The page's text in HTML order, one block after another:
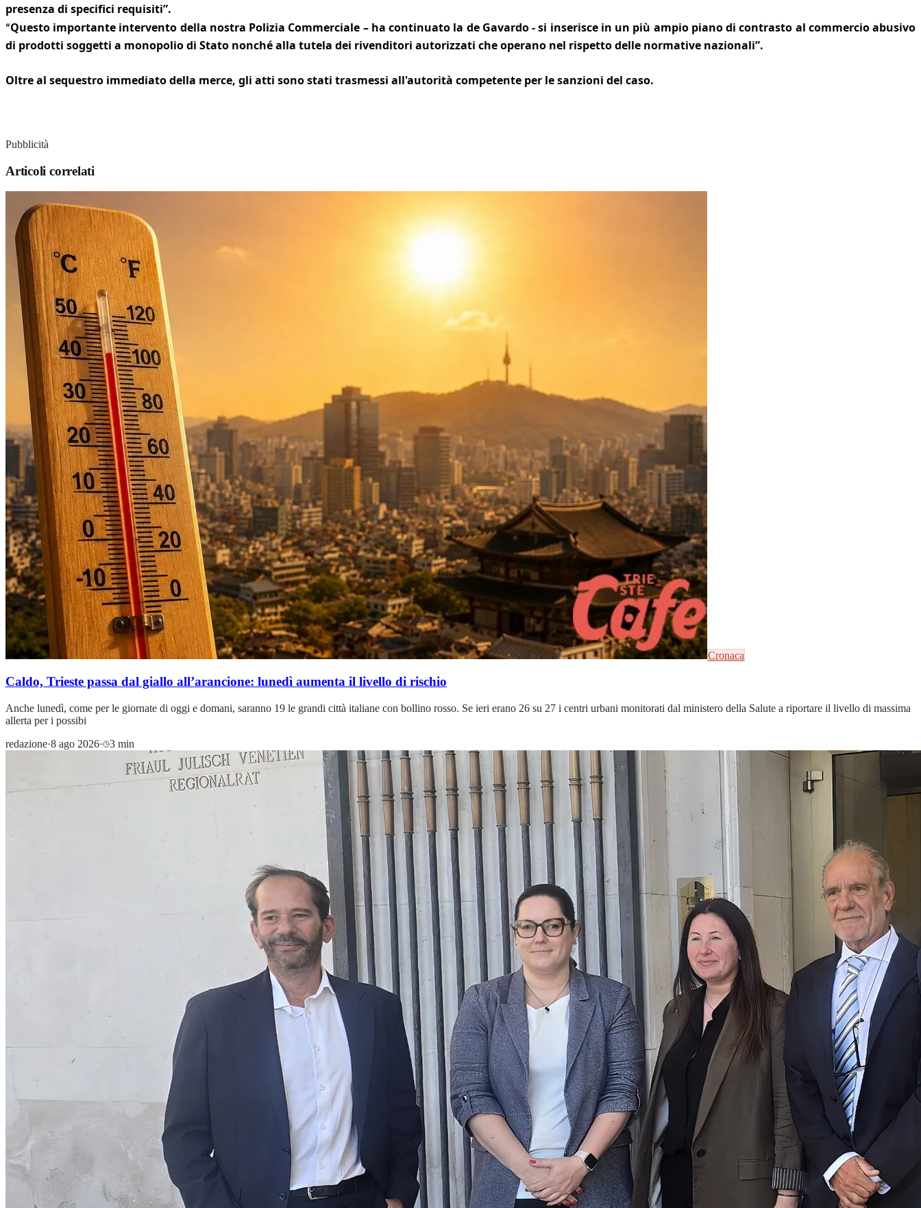
presenza di specifici requisiti”.
“Questo importante intervento della nostra Polizia Commerciale – ha continuato la de Gavardo- si inserisce in un più ampio piano di contrasto al commercio abusivo
di prodotti soggetti a monopolio di Stato nonché alla tutela dei rivenditori autorizzati che operano nel rispetto delle normative nazionali”.
Oltre al sequestro immediato della merce, gli atti sono stati trasmessi all'autorità competente per le sanzioni del caso.
Pubblicità
Articoli correlati
Cronaca
Caldo, Trieste passa dal giallo all’arancione: lunedì aumenta il livello di rischio
Anche lunedì, come per le giornate di oggi e domani, saranno 19 le grandi città italiane con bollino rosso. Se ieri erano 26 su 27 i centri urbani monitorati dal ministero della Salute a riportare il livello di massima
allerta per i possibi
redazione·8 ago 2026· 3 min